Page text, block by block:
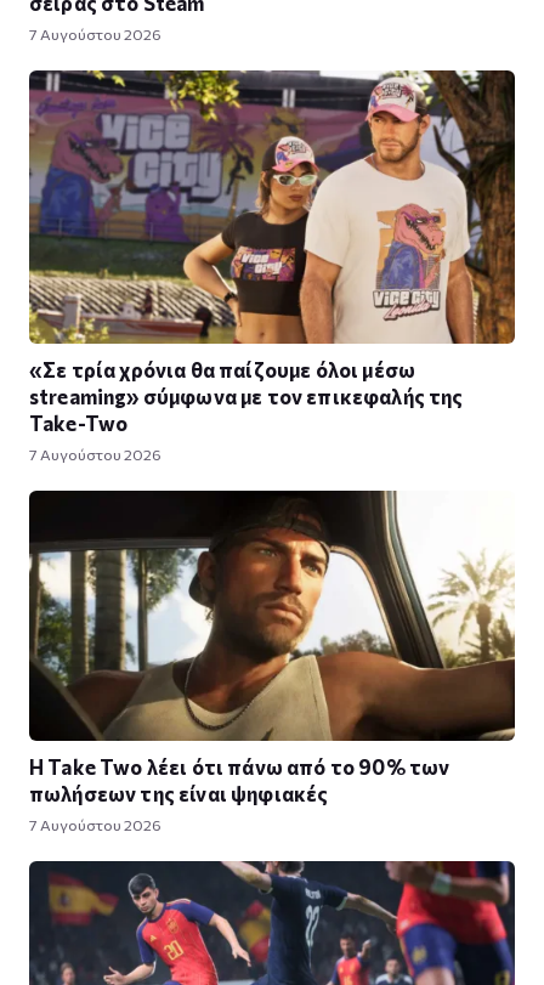
7 Αυγούστου 2026
«Σε τρία χρόνια θα παίζουμε όλοι μέσω
streaming» σύμφωνα με τον επικεφαλής της
Take-Two
7 Αυγούστου 2026
Η Take Twο λέει ότι πάνω από το 90% των
πωλήσεων της είναι ψηφιακές
7 Αυγούστου 2026